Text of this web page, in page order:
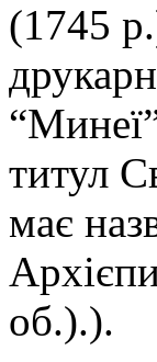
(1745
титул
має
об.).).